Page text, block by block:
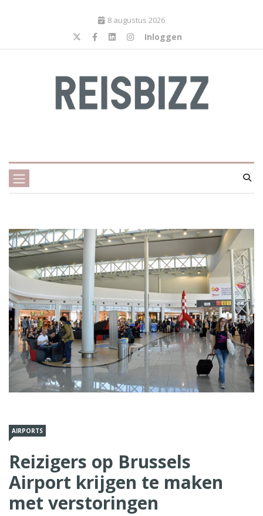
8 augustus 2026
Inloggen
AIRPORTS
Reizigers op Brussels
Airport krijgen te maken
met verstoringen